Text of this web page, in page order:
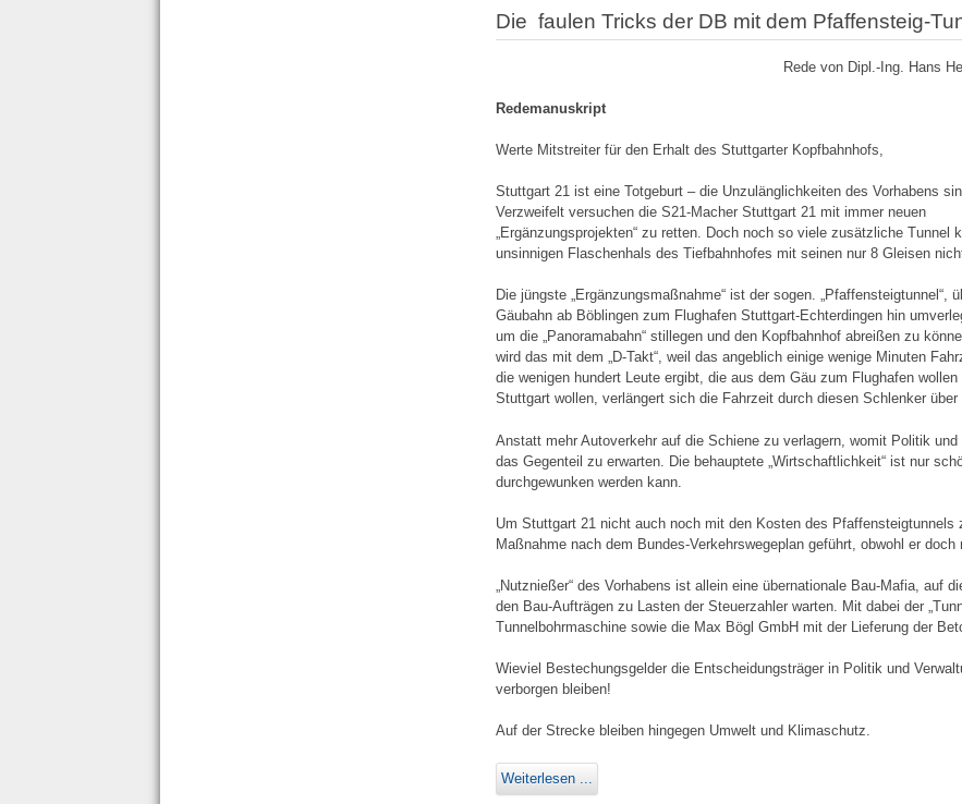
Die faulen Tricks der DB mit dem Pfaffensteig-
Rede von Dipl.-Ing. Hans
Redemanuskript
Werte Mitstreiter für den Erhalt des Stuttgarter Kopfbahnhofs,
Stuttgart 21 ist eine Totgeburt – die Unzulänglichkeiten des Vorhabens
Verzweifelt versuchen die S21-Macher Stuttgart 21 mit immer neuen
„Ergänzungsprojekten“ zu retten. Doch noch so viele zusätzliche Tunnel
unsinnigen Flaschenhals des Tiefbahnhofes mit seinen nur 8 Gleisen
Die jüngste „Ergänzungsmaßnahme“ ist der sogen. „Pfaffensteigtunnel“,
Gäubahn ab Böblingen zum Flughafen Stuttgart-Echterdingen hin
um die „Panoramabahn“ stillegen und den Kopfbahnhof abreißen zu
wird das mit dem „D-Takt“, weil das angeblich einige wenige Minuten
die wenigen hundert Leute ergibt, die aus dem Gäu zum Flughafen
Stuttgart wollen, verlängert sich die Fahrzeit durch diesen Schlenker
Anstatt mehr Autoverkehr auf die Schiene zu verlagern, womit Politik
das Gegenteil zu erwarten. Die behauptete „Wirtschaftlichkeit“ ist nur
durchgewunken werden kann.
Um Stuttgart 21 nicht auch noch mit den Kosten des Pfaffensteigtunnels
Maßnahme nach dem Bundes-Verkehrswegeplan geführt, obwohl er doch
„Nutznießer“ des Vorhabens ist allein eine übernationale Bau-Mafia, auf
den Bau-Aufträgen zu Lasten der Steuerzahler warten. Mit dabei der
Tunnelbohrmaschine sowie die Max Bögl GmbH mit der Lieferung der
Wieviel Bestechungsgelder die Entscheidungsträger in Politik und
verborgen bleiben!
Auf der Strecke bleiben hingegen Umwelt und Klimaschutz.
Weiterlesen ...